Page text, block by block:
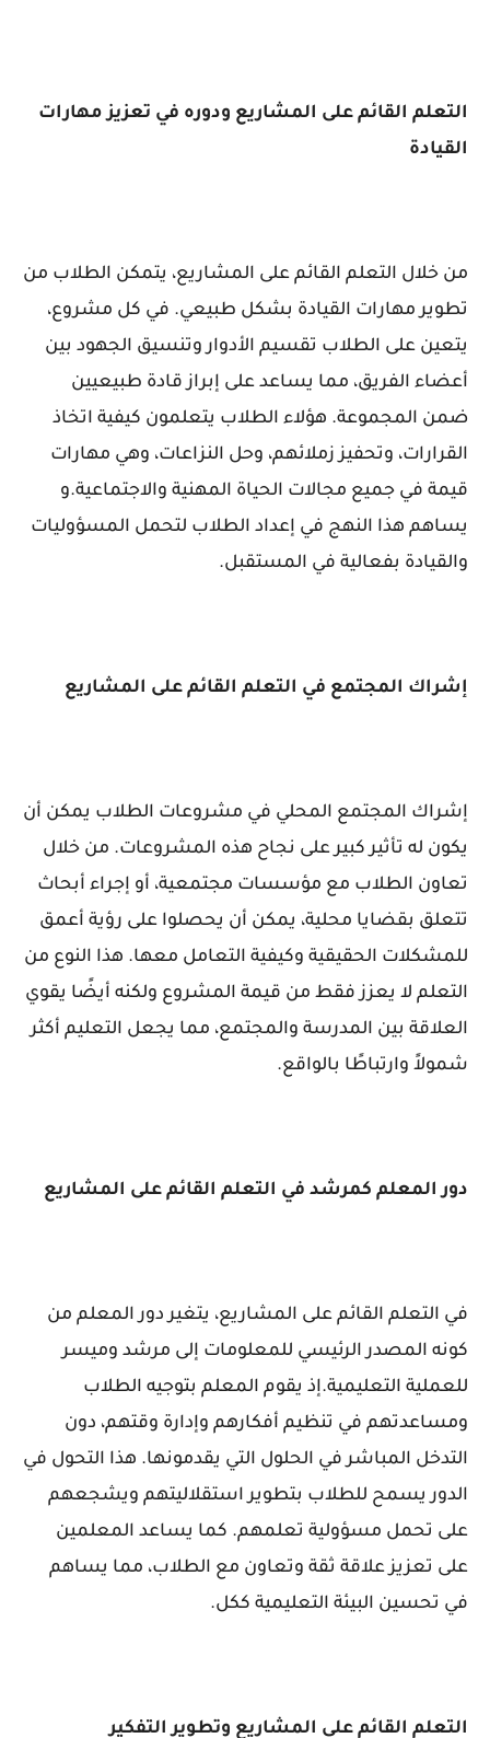
التعلم القائم على المشاريع ودوره في تعزيز مهارات
القيادة
من خلال التعلم القائم على المشاريع، يتمكن الطلاب من
تطوير مهارات القيادة بشكل طبيعي. في كل مشروع،
يتعين على الطلاب تقسيم الأدوار وتنسيق الجهود بين
أعضاء الفريق، مما يساعد على إبراز قادة طبيعيين
ضمن المجموعة. هؤلاء الطلاب يتعلمون كيفية اتخاذ
القرارات، وتحفيز زملائهم، وحل النزاعات، وهي مهارات
قيمة في جميع مجالات الحياة المهنية والاجتماعية.و
يساهم هذا النهج في إعداد الطلاب لتحمل المسؤوليات
والقيادة بفعالية في المستقبل.
إشراك المجتمع في التعلم القائم على المشاريع
إشراك المجتمع المحلي في مشروعات الطلاب يمكن أن
يكون له تأثير كبير على نجاح هذه المشروعات. من خلال
تعاون الطلاب مع مؤسسات مجتمعية، أو إجراء أبحاث
تتعلق بقضايا محلية، يمكن أن يحصلوا على رؤية أعمق
للمشكلات الحقيقية وكيفية التعامل معها. هذا النوع من
التعلم لا يعزز فقط من قيمة المشروع ولكنه أيضًا يقوي
العلاقة بين المدرسة والمجتمع، مما يجعل التعليم أكثر
شمولاً وارتباطًا بالواقع.
دور المعلم كمرشد في التعلم القائم على المشاريع
في التعلم القائم على المشاريع، يتغير دور المعلم من
كونه المصدر الرئيسي للمعلومات إلى مرشد وميسر
للعملية التعليمية.إذ يقوم المعلم بتوجيه الطلاب
ومساعدتهم في تنظيم أفكارهم وإدارة وقتهم، دون
التدخل المباشر في الحلول التي يقدمونها. هذا التحول في
الدور يسمح للطلاب بتطوير استقلاليتهم ويشجعهم
على تحمل مسؤولية تعلمهم. كما يساعد المعلمين
على تعزيز علاقة ثقة وتعاون مع الطلاب، مما يساهم
في تحسين البيئة التعليمية ككل.
التعلم القائم على المشاريع وتطوير التفكير